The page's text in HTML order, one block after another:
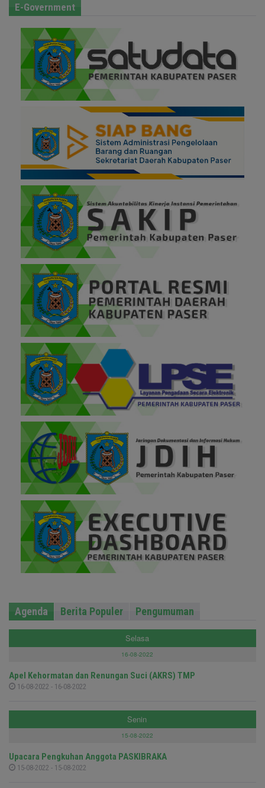
E-Government
Agenda Berita Populer Pengumuman
Selasa
16-08-2022
Apel Kehormatan dan Renungan Suci (AKRS) TMP
16-08-2022 - 16-08-2022
Senin
15-08-2022
Upacara Pengkuhan Anggota PASKIBRAKA
15-08-2022 - 15-08-2022